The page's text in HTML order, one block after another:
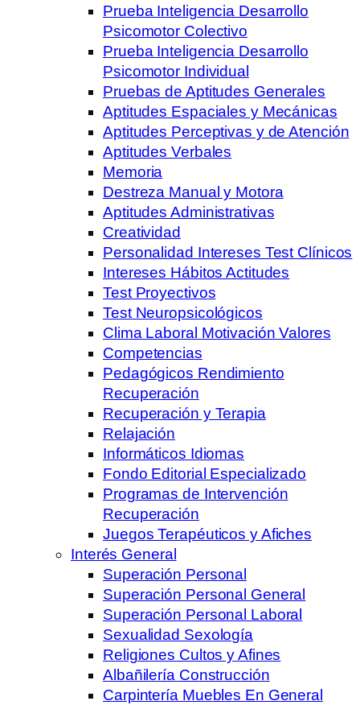
Prueba Inteligencia Desarrollo
Psicomotor Colectivo
Prueba Inteligencia Desarrollo
Psicomotor Individual
Pruebas de Aptitudes Generales
Aptitudes Espaciales y Mecánicas
Aptitudes Perceptivas y de Atención
Aptitudes Verbales
Memoria
Destreza Manual y Motora
Aptitudes Administrativas
Creatividad
Personalidad Intereses Test Clínicos
Intereses Hábitos Actitudes
Test Proyectivos
Test Neuropsicológicos
Clima Laboral Motivación Valores
Competencias
Pedagógicos Rendimiento
Recuperación
Recuperación y Terapia
Relajación
Informáticos Idiomas
Fondo Editorial Especializado
Programas de Intervención
Recuperación
Juegos Terapéuticos y Afiches
Interés General
Superación Personal
Superación Personal General
Superación Personal Laboral
Sexualidad Sexología
Religiones Cultos y Afines
Albañilería Construcción
Carpintería Muebles En General